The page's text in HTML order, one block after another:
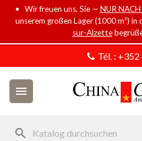
• Wir freuen uns, Sie — NUR
unserem großen Lager (1000 m²) in
sur-Alzette
Tél. : +352

search